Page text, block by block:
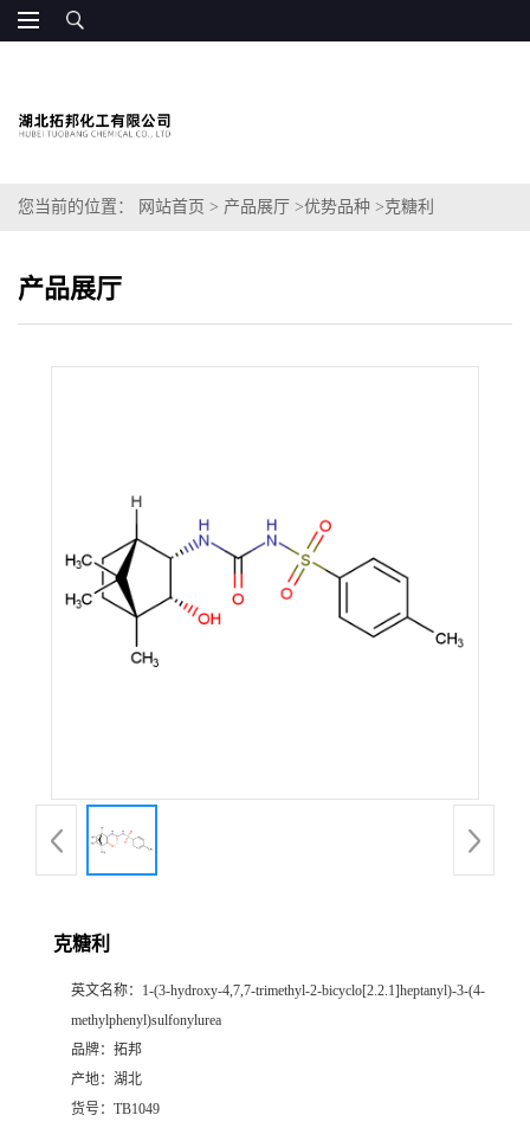
您当前的位置： 网站首页 > 产品展厅 >优势品种 >克糖利
产品展厅
克糖利
英文名称： 1-(3-hydroxy-4,7,7-trimethyl-2-bicyclo[2.2.1]heptanyl)-3-(4-
methylphenyl)sulfonylurea
品牌： 拓邦
产地： 湖北
货号： TB1049